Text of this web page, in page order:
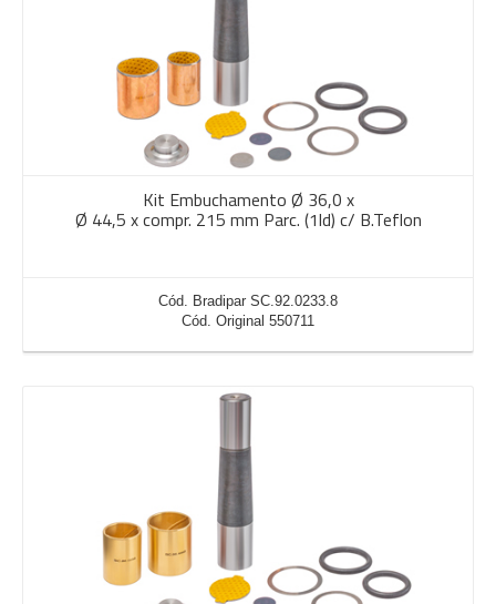
Kit Embuchamento Ø 36,0 x
Ø 44,5 x compr. 215 mm Parc. (1ld) c/ B.Teflon
Cód. Bradipar SC.92.0233.8
Cód. Original 550711